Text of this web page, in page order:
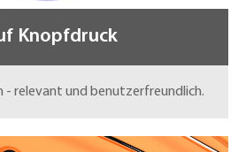
Knopfdruck
- relevant und benutzerfreundlich.